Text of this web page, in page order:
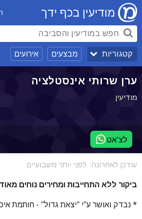
מודיעין בכף ידך
קטגוריות מבצעים אירועים
ערן שרותי אינסטלציה
מודיעין
לצ'אט
עודכן לאחרונה: לפני יותר משבועיים
ביקור ללא התחייבות ומחירים נוחים
* נבדק ואושר ע"י "יצאת גדול" - חותמת